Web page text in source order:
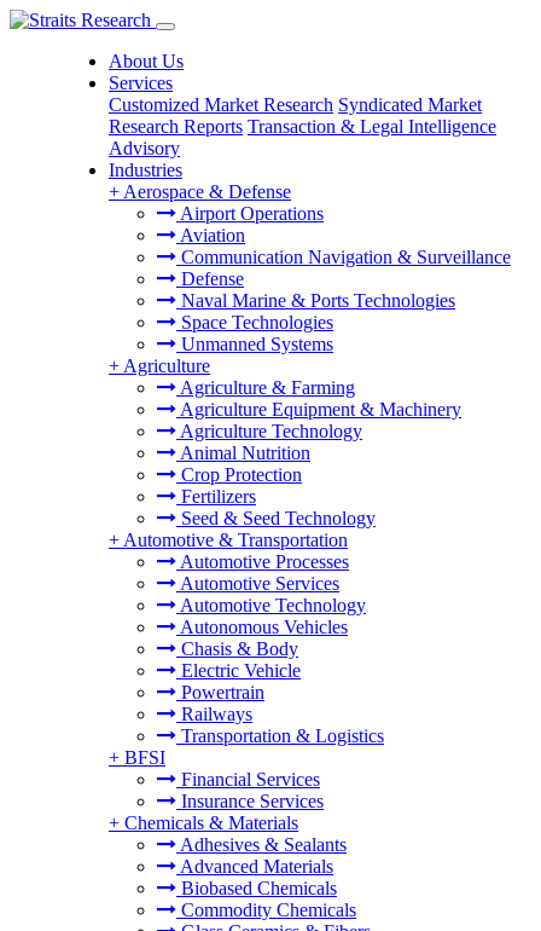
About Us
Services
Customized Market Research Syndicated Market
Research Reports Transaction & Legal Intelligence
Advisory
Industries
+ Aerospace & Defense
Airport Operations
Aviation
Communication Navigation & Surveillance
Defense
Naval Marine & Ports Technologies
Space Technologies
Unmanned Systems
+ Agriculture
Agriculture & Farming
Agriculture Equipment & Machinery
Agriculture Technology
Animal Nutrition
Crop Protection
Fertilizers
Seed & Seed Technology
+ Automotive & Transportation
Automotive Processes
Automotive Services
Automotive Technology
Autonomous Vehicles
Chasis & Body
Electric Vehicle
Powertrain
Railways
Transportation & Logistics
+ BFSI
Financial Services
Insurance Services
+ Chemicals & Materials
Adhesives & Sealants
Advanced Materials
Biobased Chemicals
Commodity Chemicals